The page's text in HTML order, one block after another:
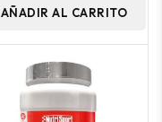
AÑADIR AL CARRITO